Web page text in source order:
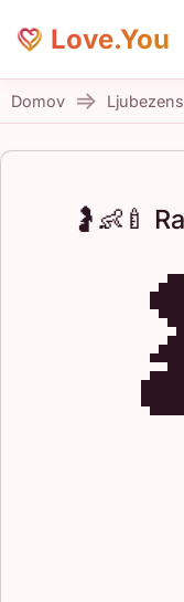
Love.You
Domov
🤰👶🍼